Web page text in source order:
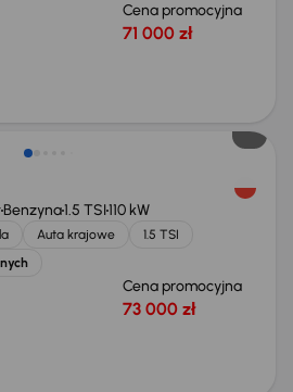
Cena promocyjna
71 000 zł
VAT
Benzyna1.5 TSI110 kW
Auta krajowe
1.5 TSI
Cena promocyjna
73 000 zł